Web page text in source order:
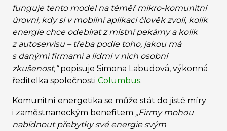
funguje tento model na téměř mikro-komunitní
úrovni, kdy si v mobilní aplikaci člověk zvolí, kolik
energie chce odebírat z místní pekárny a kolik
z autoservisu – třeba podle toho, jakou má
s danými firmami a lidmi v nich osobní
zkušenost,“popisuje Simona Labudová, výkonná
ředitelka společnosti Columbus.
Komunitní energetika se může stát do jisté míry
i zaměstnaneckým benefitem „Firmy mohou
nabídnout přebytky své energie svým